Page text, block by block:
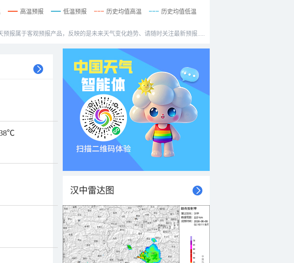
高温预报 低温预报 历史均值高温 历史均值低温
预报属于客观预报产品，反映的是未来天气变化趋势、请随时关注最新预报.....
汉中雷达图